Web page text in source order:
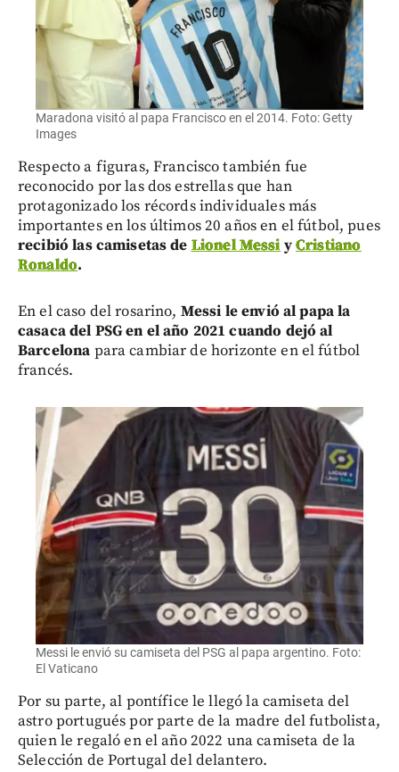
Maradona visitó al papa Francisco en el 2014. Foto: Getty
Images
Respecto a figuras, Francisco también fue
reconocido por las dos estrellas que han
protagonizado los récords individuales más
importantes en los últimos 20 años en el fútbol, pues
recibió las camisetas de Lionel Messi yCristiano
Ronaldo.
En el caso del rosarino, Messi le envió al papa la
casaca del PSG en el año 2021 cuando dejó al
Barcelona para cambiar de horizonte en el fútbol
francés.
Messi le envió su camiseta del PSG al papa argentino. Foto:
El Vaticano
Por su parte, al pontífice le llegó la camiseta del
astro portugués por parte de la madre del futbolista,
quien le regaló en el año 2022 una camiseta de la
Selección de Portugal del delantero.